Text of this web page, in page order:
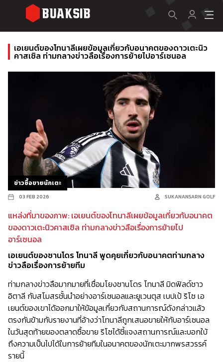
เอเยนต์ของโทนาลีเผยข้อมูลเกี่ยวกับอนาคตของดาวเตะนิว
คาสเซิล ท่ามกลางข่าวลือเรื่องการย้ายไปอาร์เซนอล
ข่าวซื้อขายนักเตะ
03 FEB 2026 SUKANANSARN GOLF
แหล่งที่มาของภาพ: เอเยนต์ของโทนาลีเผยข้อมูลเกี่ยวกับอนาคต
ของดาวเตะนิวคาสเซิล ท่ามกลางข่าวลือเรื่องการย้ายไป
อาร์เซนอล
เอเยนต์ของซานโดร โทนาลี พูดคุยเกี่ยวกับอนาคตท่ามกลาง
ข่าวลือเรื่องการย้ายทีม
ท่ามกลางข่าวลือมากมายที่เชื่อมโยงซานโดร โทนาลี มิดฟิลด์ชาว
อิตาลี กับสโมสรชั้นนำอย่างอาร์เซนอลและยูเวนตุส เบปเป้ ริโซ เอ
เยนต์ของเขาได้ออกมาให้ข้อมูลเกี่ยวกับสถานการณ์ดังกล่าวแล้ว
ตรงกันข้ามกับรายงานที่อ้างว่าโทนาลีถูกเสนอขายให้กับอาร์เซนอล
ในวันสุดท้ายของตลาดซื้อขาย ริโซได้ชี้แจงสถานการณ์และบอกใบ้
ถึงความเป็นไปได้ในการย้ายทีมในอนาคตของนักเตะมากพรสวรรค์
รายนี้